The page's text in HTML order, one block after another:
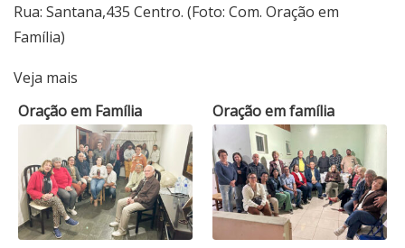
Rua: Santana,435 Centro. (Foto: Com. Oração em
Família)
Veja mais
Oração em Família
Oração em família